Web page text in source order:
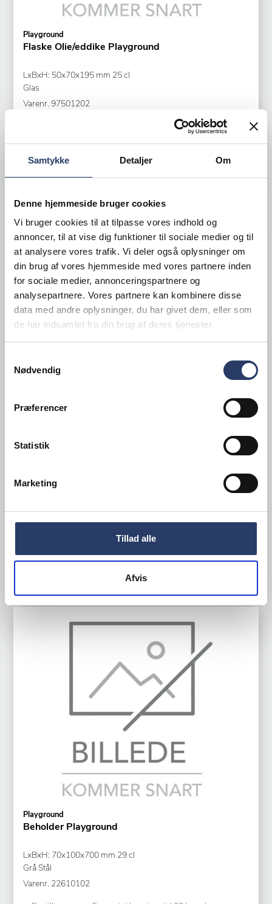
Samtykke Detaljer Om
Denne hjemmeside bruger cookies
Vi bruger cookies til at tilpasse vores indhold og
annoncer, til at vise dig funktioner til sociale medier og til
at analysere vores trafik. Vi deler også oplysninger om
din brug af vores hjemmeside med vores partnere inden
for sociale medier, annonceringspartnere og
analysepartnere. Vores partnere kan kombinere disse
data med andre oplysninger, du har givet dem, eller som
de har indsamlet fra din brug af deres tjenester.
Nødvendig
Præferencer
Statistik
Marketing
Tillad alle
Afvis
Playground
Flaske Olie/eddike Playground
LxBxH: 50x70x195 mm 25 cl
Glas
Varenr. 97501202
Bestillingsvare - Forventet leveringstid 20 hverdage
143,00 DKK /productUnit
LÆG I KURV
Brun Træ
Playground
Beholder Playground
LxBxH: 70x100x700 mm 29 cl
Grå Stål
Varenr. 22610102